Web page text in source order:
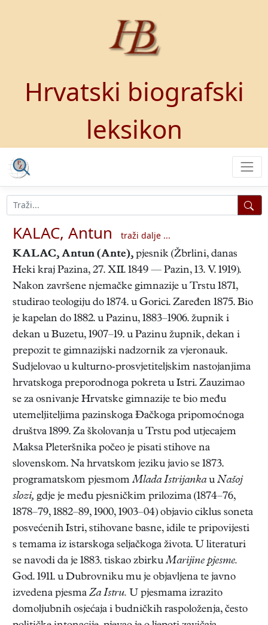
Hrvatski biografski
leksikon
KALAC, Antun
traži dalje ...
KALAC, Antun (Ante), pjesnik (Žbrlini, danas
Heki kraj Pazina, 27. XII. 1849 — Pazin, 13. V. 1919).
Nakon završene njemačke gimnazije u Trstu 1871,
studirao teologiju do 1874. u Gorici. Zaređen 1875. Bio
je kapelan do 1882. u Pazinu, 1883–1906. župnik i
dekan u Buzetu, 1907–19. u Pazinu župnik, dekan i
prepozit te gimnazijski nadzornik za vjeronauk.
Sudjelovao u kulturno-prosvjetiteljskim nastojanjima
hrvatskoga preporodnoga pokreta u Istri. Zauzimao
se za osnivanje Hrvatske gimnazije te bio među
utemeljiteljima pazinskoga Đačkoga pripomoćnoga
društva 1899. Za školovanja u Trstu pod utjecajem
Maksa Pleteršnika počeo je pisati stihove na
slovenskom. Na hrvatskom jeziku javio se 1873.
programatskom pjesmomMlada Istrijankau Našoj
slozi, gdje je među pjesničkim prilozima (1874–76,
1878–79, 1882–89, 1900, 1903–04) objavio ciklus soneta
posvećenih Istri, stihovane basne, idile te pripovijesti
s temama iz istarskoga seljačkoga života. U literaturi
se navodi da je 1883. tiskao zbirkuMarijine pjesme.
God. 1911. u Dubrovniku mu je objavljena te javno
izvedena pjesma Za Istru. U pjesmama izrazito
domoljubnih osjećaja i budničkih raspoloženja, često